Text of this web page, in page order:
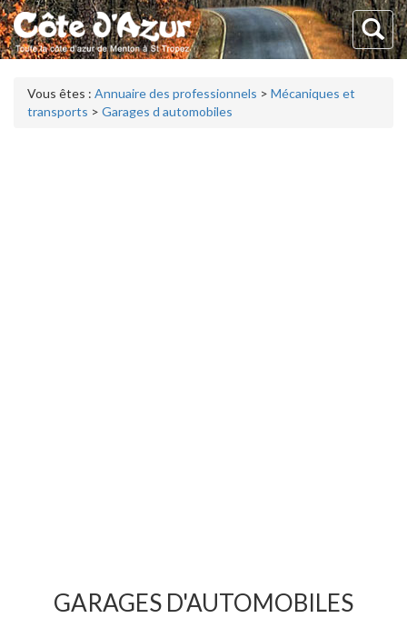
Vous êtes : Annuaire des professionnels > Mécaniques et
transports > Garages d automobiles
GARAGES D'AUTOMOBILES